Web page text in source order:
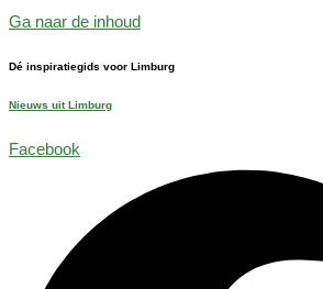
Ga naar de inhoud
Dé inspiratiegids voor Limburg
Nieuws uit Limburg
Facebook